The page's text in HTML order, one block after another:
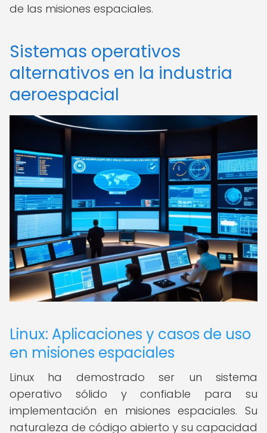
de las misiones espaciales.
Sistemas operativos
alternativos en la industria
aeroespacial
Linux: Aplicaciones y casos de uso
en misiones espaciales
Linux ha demostrado ser un sistema
operativo sólido y confiable para su
implementación en misiones espaciales. Su
naturaleza de código abierto y su capacidad